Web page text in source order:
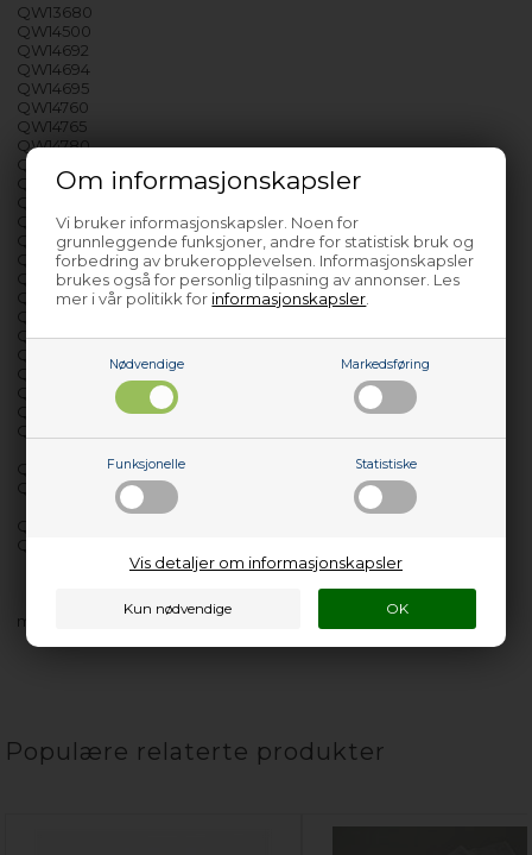
Om informasjonskapsler
Vi bruker informasjonskapsler. Noen for
grunnleggende funksjoner, andre for statistisk bruk og
forbedring av brukeropplevelsen. Informasjonskapsler
brukes også for personlig tilpasning av annonser. Les
mer i vår politikk for informasjonskapsler
Nødvendige Markedsføring
Funksjonelle Statistiske
Vis detaljer om informasjonskapsler
QW13680
QW14500
QW14692
QW14694
QW14695
QW14760
QW14765
QW14780
QW14783
QW14785
QW14785K
QW14786
QW14786K
QW14787
QW14790
QW14800
QW14805
QW16700
QW16775
QW16778
QW16800
QW16900
QW16905
QW17600
QW17650
QW18800
QW18805
med flere…
Populære relaterte produkter